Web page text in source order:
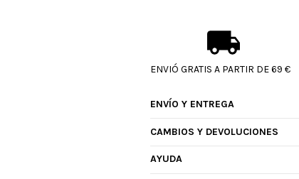
ENVIÓ GRATIS A PARTIR DE 69 €
ENVÍO Y ENTREGA
CAMBIOS Y DEVOLUCIONES
AYUDA